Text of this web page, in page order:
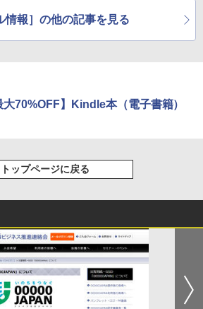
情報］の他の記事を見る
70%OFF】Kindle本（電子書籍）
トップページに戻る